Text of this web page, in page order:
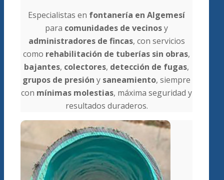
Especialistas en fontanería en Algemesí
para comunidades de vecinosy
administradores de fincas, con servicios
como rehabilitación de tuberías sin obras,
bajantes, colectores, detección de fugas,
grupos de presión y saneamiento, siempre
con mínimas molestias, máxima seguridad y
resultados duraderos.